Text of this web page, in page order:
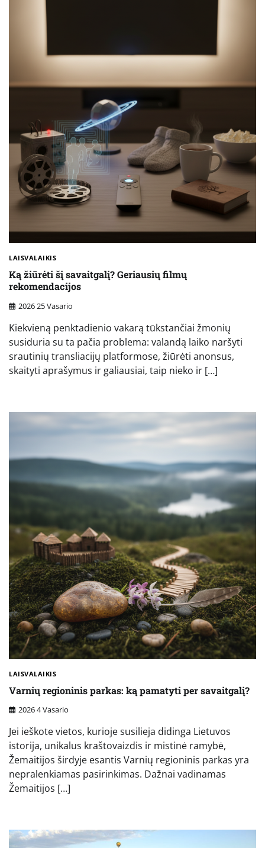
LAISVALAIKIS
Ką žiūrėti šį savaitgalį? Geriausių filmų
rekomendacijos
2026 25 Vasario
Kiekvieną penktadienio vakarą tūkstančiai žmonių
susiduria su ta pačia problema: valandą laiko naršyti
srautinių transliacijų platformose, žiūrėti anonsus,
skaityti aprašymus ir galiausiai, taip nieko ir […]
LAISVALAIKIS
Varnių regioninis parkas: ką pamatyti per savaitgalį?
2026 4 Vasario
Jei ieškote vietos, kurioje susilieja didinga Lietuvos
istorija, unikalus kraštovaizdis ir mistinė ramybė,
Žemaitijos širdyje esantis Varnių regioninis parkas yra
nepralenkiamas pasirinkimas. Dažnai vadinamas
Žemaitijos […]